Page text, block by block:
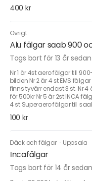
400 kr
Övrigt
Alu fälgar saab 900
Togs bort för 13 år sedan
Nr 1 är 4st aero fälgar till
bilden Nr 2 är 4 st EMS
finns tyvärr endast 3 st. Nr
för 500kr Nr 5 är 2st INCA
4 st Superaero fälgar till
100 kr
Däck och fälgar · Uppsala
Incafälgar
Togs bort för 14 år sedan